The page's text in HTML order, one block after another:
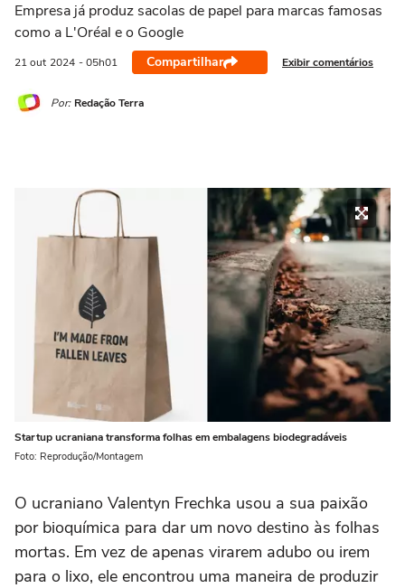
Empresa já produz sacolas de papel para marcas famosas
como a L'Oréal e o Google
21 out 2024 - 05h01 Compartilhar Exibir comentários
Por: Redação Terra
Startup ucraniana transforma folhas em embalagens biodegradáveis
Foto: Reprodução/Montagem
O ucraniano Valentyn Frechka usou a sua paixão
por bioquímica para dar um novo destino às folhas
mortas. Em vez de apenas virarem adubo ou irem
para o lixo, ele encontrou uma maneira de produzir